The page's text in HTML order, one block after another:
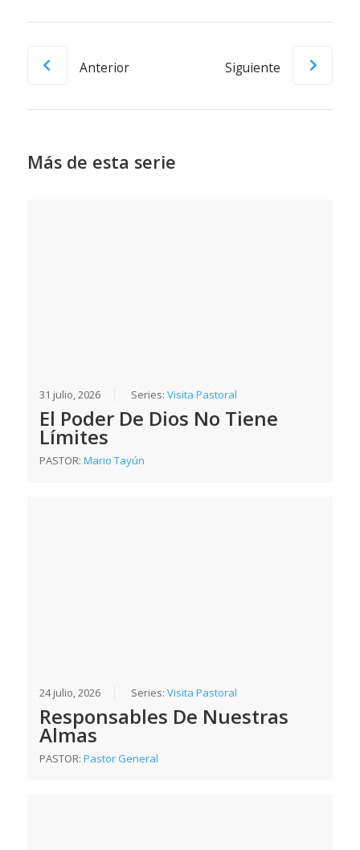
Anterior Siguiente
Más de esta serie
31 julio, 2026 Series:Visita Pastoral
El Poder De Dios No Tiene
Límites
PASTOR:Mario Tayún
24 julio, 2026 Series:Visita Pastoral
Responsables De Nuestras
Almas
PASTOR:Pastor General